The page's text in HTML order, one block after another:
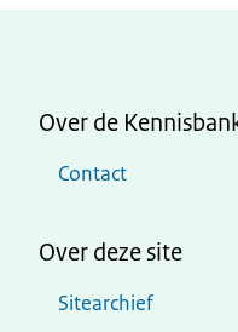
Over de
Contact
Over deze site
Sitearchief